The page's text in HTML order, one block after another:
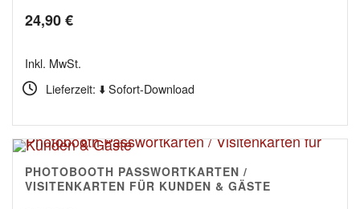
24,90€
Inkl. MwSt.
Lieferzeit: ⬇️ Sofort-Download
5.00
PHOTOBOOTH PASSWORTKARTEN /
VISITENKARTEN FÜR KUNDEN & GÄSTE